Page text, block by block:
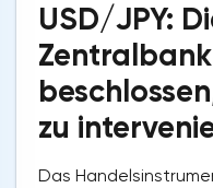
USD/JPY:
zu
Das